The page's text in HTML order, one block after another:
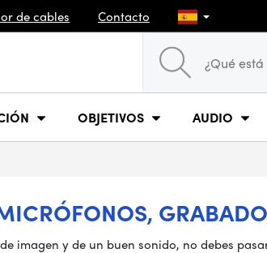
de cables Contacto
OBJETIVOS AUDIO
imagen y de un buen sonido, no debes